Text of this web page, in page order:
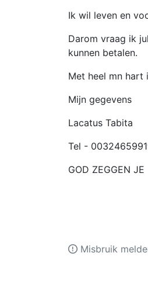
Ik wil leven en
Darom vraag ik
kunnen betalen.
Met heel mn hart
Mijn gegevens
Lacatus Tabita
Tel -
GOD ZEGGEN JE
Misbruik